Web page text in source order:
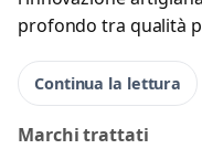
profondo tra qualità
Continua la lettura
Marchi trattati